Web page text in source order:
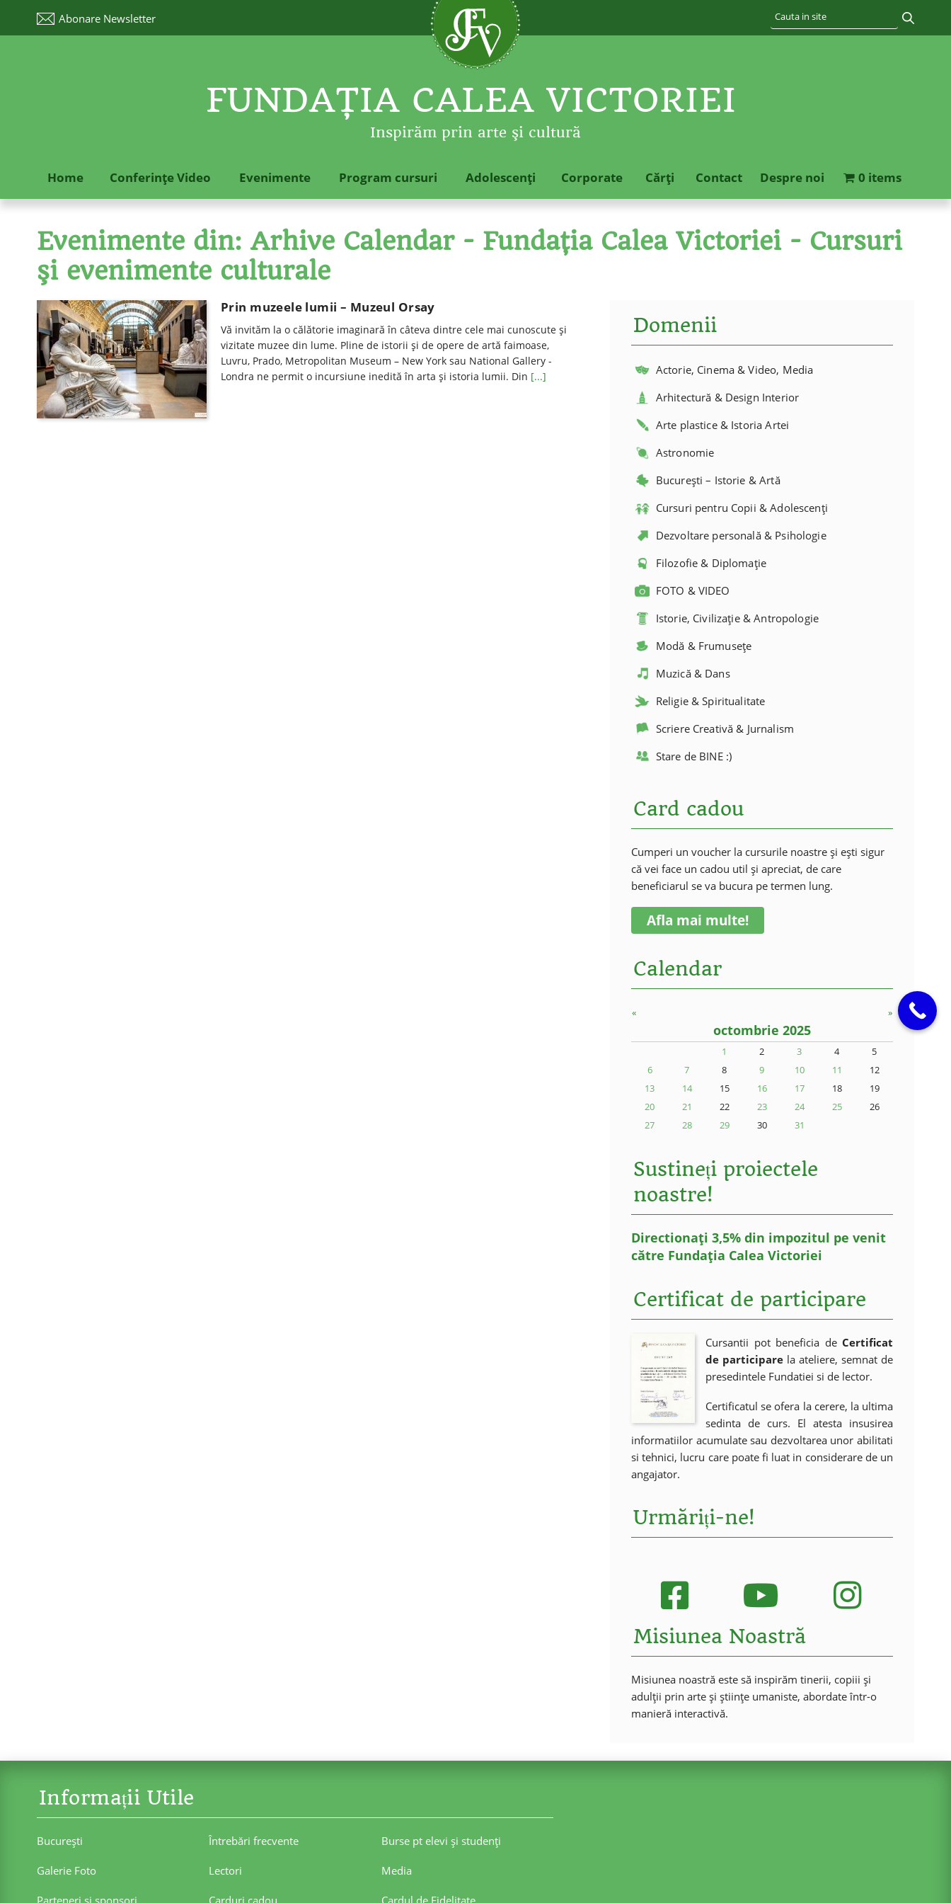
Abonare Newsletter
FUNDAŢIA CALEA VICTORIEI
Inspirăm prin arte şi cultură
Home Conferinţe Video Evenimente Program cursuri Adolescenţi Corporate Cărţi Contact Despre noi 0 items
Evenimente din: Arhive Calendar - Fundaţia Calea Victoriei - Cursuri
şi evenimente culturale
Prin muzeele lumii – Muzeul Orsay
Vă invităm la o călătorie imaginară în câteva dintre cele mai cunoscute și
vizitate muzee din lume. Pline de istorii și de opere de artă faimoase,
Luvru, Prado, Metropolitan Museum – New York sau National Gallery -
Londra ne permit o incursiune inedită în arta și istoria lumii. Din [...]
Domenii
Actorie, Cinema & Video, Media
Arhitectură & Design Interior
Arte plastice & Istoria Artei
Astronomie
București – Istorie & Artă
Cursuri pentru Copii & Adolescenți
Dezvoltare personală & Psihologie
Filozofie & Diplomație
FOTO & VIDEO
Istorie, Civilizație & Antropologie
Modă & Frumusețe
Muzică & Dans
Religie & Spiritualitate
Scriere Creativă & Jurnalism
Stare de BINE :)
Card cadou
Cumperi un voucher la cursurile noastre și ești sigur
că vei face un cadou util și apreciat, de care
beneficiarul se va bucura pe termen lung.
Afla mai multe!
Calendar
« »
octombrie 2025
1 2 3 4
5
6
7 8 9 10 11
12
13
14 15 16 17 18
19
20
21 22 23 24 25
26
27
28 29 30 31
Sustineți proiectele
noastre!
Directionați 3,5% din impozitul pe venit
către Fundația Calea Victoriei
Certificat de participare
Cursantii pot beneficia de Certificat
de participare la ateliere, semnat de
presedintele Fundatiei si de lector.
Certificatul se ofera la cerere, la ultima
sedinta de curs. El atesta insusirea
informatiilor acumulate sau dezvoltarea unor abilitati
si tehnici, lucru care poate fi luat in considerare de un
angajator.
Urmăriți-ne!
Misiunea Noastră
Misiunea noastră este să inspirăm tinerii, copiii și
adulții prin arte și științe umaniste, abordate într-o
manieră interactivă.
Informații Utile
Bucureşti Întrebări frecvente Burse pt elevi şi studenţi
Galerie Foto Lectori Media
Parteneri şi sponsori Carduri cadou Cardul de Fidelitate